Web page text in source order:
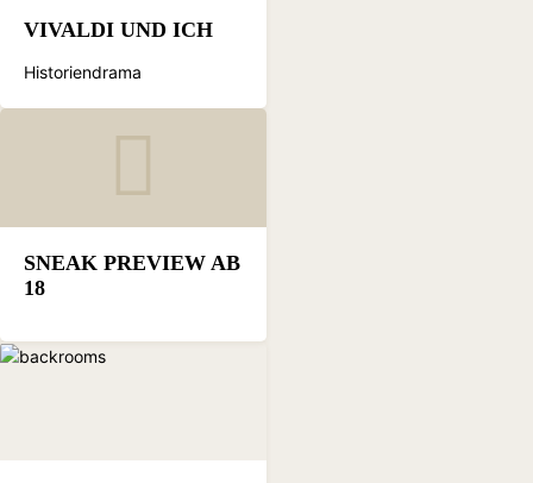
VIVALDI UND ICH
Historiendrama
SNEAK PREVIEW AB
18